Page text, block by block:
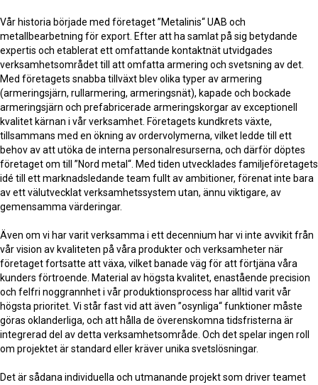
Vår historia började med företaget ”Metalinis“ UAB och
metallbearbetning för export. Efter att ha samlat på sig betydande
expertis och etablerat ett omfattande kontaktnät utvidgades
verksamhetsområdet till att omfatta armering och svetsning av det.
Med företagets snabba tillväxt blev olika typer av armering
(armeringsjärn, rullarmering, armeringsnät), kapade och bockade
armeringsjärn och prefabricerade armeringskorgar av exceptionell
kvalitet kärnan i vår verksamhet. Företagets kundkrets växte,
tillsammans med en ökning av ordervolymerna, vilket ledde till ett
behov av att utöka de interna personalresurserna, och därför döptes
företaget om till ”Nord metal“. Med tiden utvecklades familjeföretagets
idé till ett marknadsledande team fullt av ambitioner, förenat inte bara
av ett välutvecklat verksamhetssystem utan, ännu viktigare, av
gemensamma värderingar.
Även om vi har varit verksamma i ett decennium har vi inte avvikit från
vår vision av kvaliteten på våra produkter och verksamheter när
företaget fortsatte att växa, vilket banade väg för att förtjäna våra
kunders förtroende. Material av högsta kvalitet, enastående precision
och felfri noggrannhet i vår produktionsprocess har alltid varit vår
högsta prioritet. Vi står fast vid att även ”osynliga“ funktioner måste
göras oklanderliga, och att hålla de överenskomna tidsfristerna är
integrerad del av detta verksamhetsområde. Och det spelar ingen roll
om projektet är standard eller kräver unika svetslösningar.
Det är sådana individuella och utmanande projekt som driver teamet